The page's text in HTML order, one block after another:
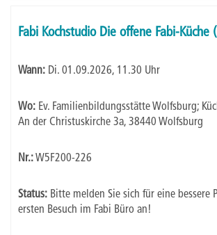
Fabi Kochstudio Die offene Fabi-Küche
Wann: Di. 01.09.2026, 11.30 Uhr
Wo: Ev. Familienbildungsstätte Wolfsburg;
An der Christuskirche 3a, 38440 Wolfsburg
Nr.:W5F200-226
Status: Bitte melden Sie sich für eine bessere
ersten Besuch im Fabi Büro an!